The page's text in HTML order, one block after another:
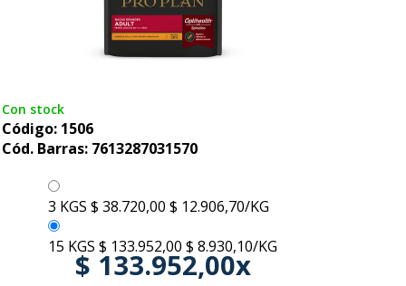
Con stock
Código: 1506
Cód. Barras: 7613287031570
3 KGS $ 38.720,00 $ 12.906,70/KG
15 KGS $ 133.952,00 $ 8.930,10/KG
$ 133.952,00x